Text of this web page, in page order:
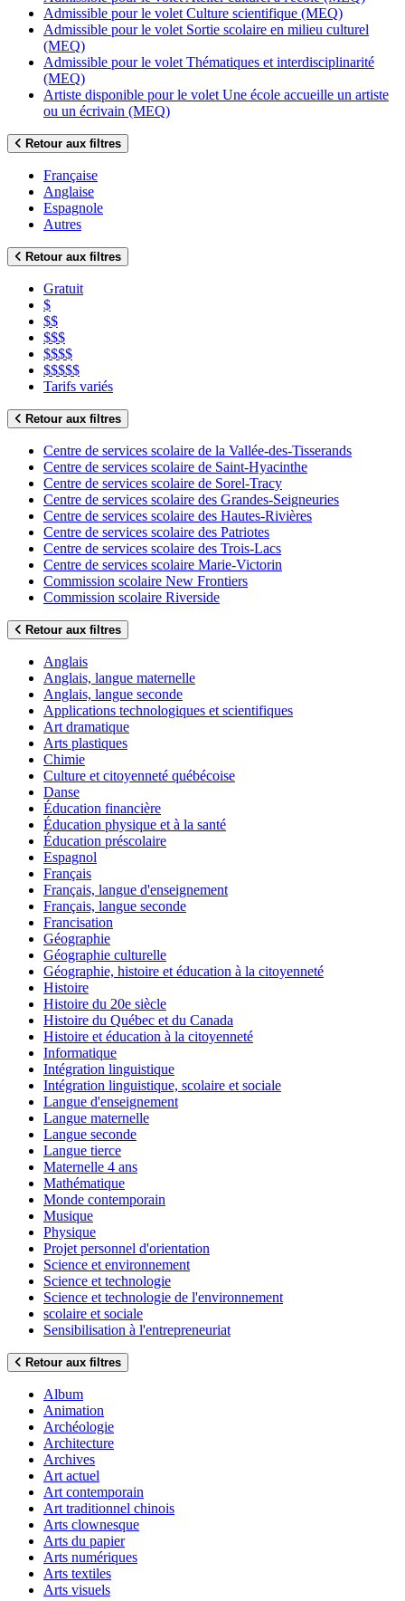
Admissible pour le volet Culture scientifique (MEQ)
Admissible pour le volet Sortie scolaire en milieu culturel
(MEQ)
Admissible pour le volet Thématiques et interdisciplinarité
(MEQ)
Artiste disponible pour le volet Une école accueille un artiste
ou un écrivain (MEQ)
Retour aux filtres
Française
Anglaise
Espagnole
Autres
Retour aux filtres
Gratuit
$
$$
$$$
$$$$
$$$$$
Tarifs variés
Retour aux filtres
Centre de services scolaire de la Vallée-des-Tisserands
Centre de services scolaire de Saint-Hyacinthe
Centre de services scolaire de Sorel-Tracy
Centre de services scolaire des Grandes-Seigneuries
Centre de services scolaire des Hautes-Rivières
Centre de services scolaire des Patriotes
Centre de services scolaire des Trois-Lacs
Centre de services scolaire Marie-Victorin
Commission scolaire New Frontiers
Commission scolaire Riverside
Retour aux filtres
Anglais
Anglais, langue maternelle
Anglais, langue seconde
Applications technologiques et scientifiques
Art dramatique
Arts plastiques
Chimie
Culture et citoyenneté québécoise
Danse
Éducation financière
Éducation physique et à la santé
Éducation préscolaire
Espagnol
Français
Français, langue d'enseignement
Français, langue seconde
Francisation
Géographie
Géographie culturelle
Géographie, histoire et éducation à la citoyenneté
Histoire
Histoire du 20e siècle
Histoire du Québec et du Canada
Histoire et éducation à la citoyenneté
Informatique
Intégration linguistique
Intégration linguistique, scolaire et sociale
Langue d'enseignement
Langue maternelle
Langue seconde
Langue tierce
Maternelle 4 ans
Mathématique
Monde contemporain
Musique
Physique
Projet personnel d'orientation
Science et environnement
Science et technologie
Science et technologie de l'environnement
scolaire et sociale
Sensibilisation à l'entrepreneuriat
Retour aux filtres
Album
Animation
Archéologie
Architecture
Archives
Art actuel
Art contemporain
Art traditionnel chinois
Arts clownesque
Arts du papier
Arts numériques
Arts textiles
Arts visuels